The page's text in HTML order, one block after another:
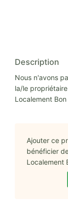
Description
Nous n'avons
la/le
Localement Bon
Ajouter ce
bénéficier
Localement